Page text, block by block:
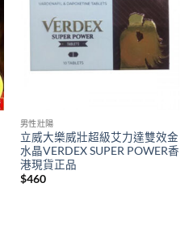
男性壯陽
立威大樂威壯超級艾力達雙效金
水晶VERDEX SUPER POWER香
港現貨正品
$460